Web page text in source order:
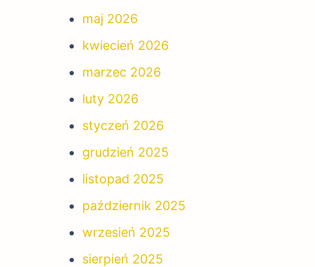
maj 2026
kwiecień 2026
marzec 2026
luty 2026
styczeń 2026
grudzień 2025
listopad 2025
październik 2025
wrzesień 2025
sierpień 2025